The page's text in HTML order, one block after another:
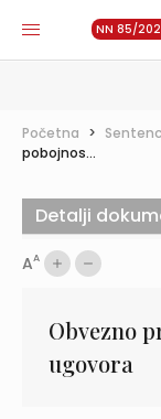
NN 85/
Početna >
pobojnos...
AA
Obvezno
ugovora
Detalji